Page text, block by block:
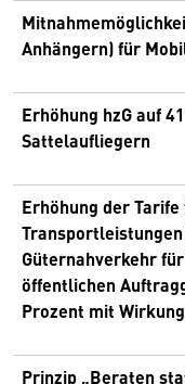
Anhängern) für
Erhöhung hzG auf
Sattelaufliegern
Erhöhung der
Güternahverkehr
öffentlichen
Prozent mit
Prinzip „Beraten